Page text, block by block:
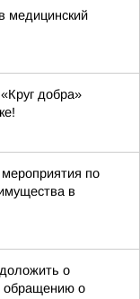
медицинский
добра»
по
в
о
обращению о